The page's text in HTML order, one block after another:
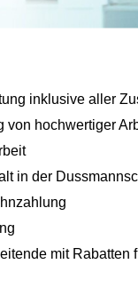
inklusive aller
von hochwertiger
in der
mit